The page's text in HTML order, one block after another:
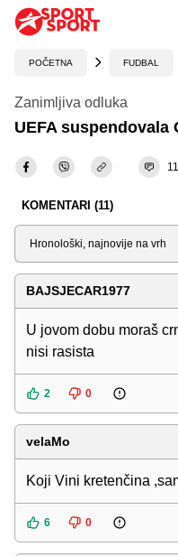
POČETNA FUDBAL
Zanimljiva odluka
UEFA
11
KOMENTARI (11)
Sortiraj
BAJSJECAR1977
U jovom dobu moraš
nisi rasista
2 0
velaMo
Koji Vini kretenčina
6 0